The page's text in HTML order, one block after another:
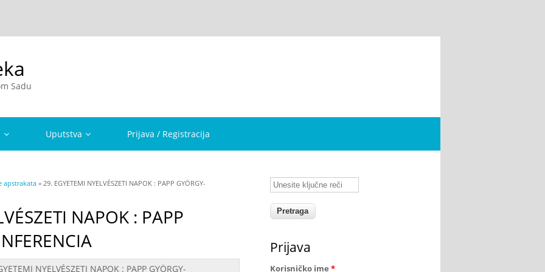
Sadu
Uputstva Prijava / Registracija
apstrakata» 29. EGYETEMI NYELVÉSZETI NAPOK : PAPP GYÖRGY-
NAPOK : PAPP
NYELVÉSZETI NAPOK : PAPP GYÖRGY-
Unesite ključne reči
Prijava
Korisničko ime *